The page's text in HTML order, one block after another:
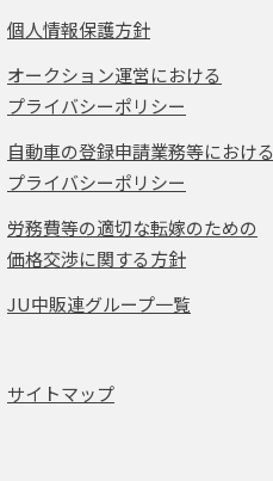
個人情報保護方針
オークション運営における
プライバシーポリシー
自動車の登録申請業務等における
プライバシーポリシー
労務費等の適切な転嫁のための
価格交渉に関する方針
JU中販連グループ一覧
サイトマップ